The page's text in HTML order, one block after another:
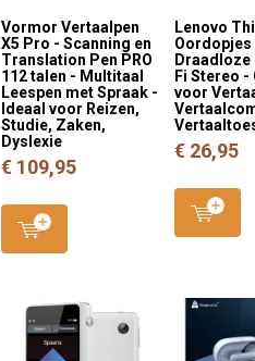
Vormor Vertaalpen
X5 Pro - Scanning en
Translation Pen PRO
112 talen - Multitaal
Leespen met Spraak -
Ideaal voor Reizen,
Studie, Zaken,
Dyslexie
€ 109,95
Lenovo
Oordopjes
Fi Stereo
voor
€ 26,95